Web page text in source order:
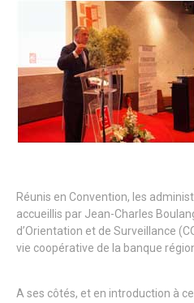
Réunis en Convention, les
accueillis par Jean-Charles
d’Orientation et de Surveillance
vie coopérative de la banque
A ses côtés, et en introduction à